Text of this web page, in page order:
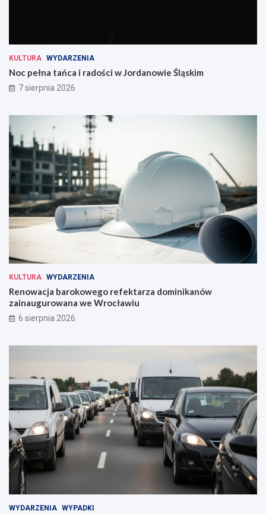
KULTURA WYDARZENIA
Noc pełna tańca i radości w Jordanowie Śląskim
7 sierpnia 2026
KULTURA WYDARZENIA
Renowacja barokowego refektarza dominikanów
zainaugurowana we Wrocławiu
6 sierpnia 2026
WYDARZENIA WYPADKI